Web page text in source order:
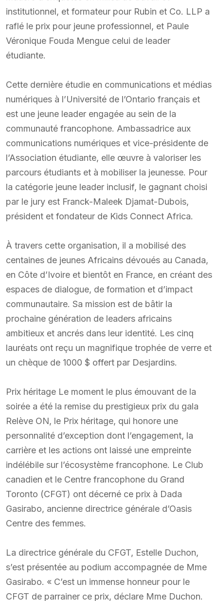
institutionnel, et formateur pour Rubin et Co. LLP a
raflé le prix pour jeune professionnel, et Paule
Véronique Fouda Mengue celui de leader
étudiante.
Cette dernière étudie en communications et médias
numériques à l’Université de l’Ontario français et
est une jeune leader engagée au sein de la
communauté francophone. Ambassadrice aux
communications numériques et vice-présidente de
l’Association étudiante, elle œuvre à valoriser les
parcours étudiants et à mobiliser la jeunesse. Pour
la catégorie jeune leader inclusif, le gagnant choisi
par le jury est Franck-Maleek Djamat-Dubois,
président et fondateur de Kids Connect Africa.
À travers cette organisation, il a mobilisé des
centaines de jeunes Africains dévoués au Canada,
en Côte d’Ivoire et bientôt en France, en créant des
espaces de dialogue, de formation et d’impact
communautaire. Sa mission est de bâtir la
prochaine génération de leaders africains
ambitieux et ancrés dans leur identité. Les cinq
lauréats ont reçu un magnifique trophée de verre et
un chèque de 1000 $ offert par Desjardins.
Prix héritage Le moment le plus émouvant de la
soirée a été la remise du prestigieux prix du gala
Relève ON, le Prix héritage, qui honore une
personnalité d’exception dont l’engagement, la
carrière et les actions ont laissé une empreinte
indélébile sur l’écosystème francophone. Le Club
canadien et le Centre francophone du Grand
Toronto (CFGT) ont décerné ce prix à Dada
Gasirabo, ancienne directrice générale d’Oasis
Centre des femmes.
La directrice générale du CFGT, Estelle Duchon,
s’est présentée au podium accompagnée de Mme
Gasirabo. « C’est un immense honneur pour le
CFGT de parrainer ce prix, déclare Mme Duchon.